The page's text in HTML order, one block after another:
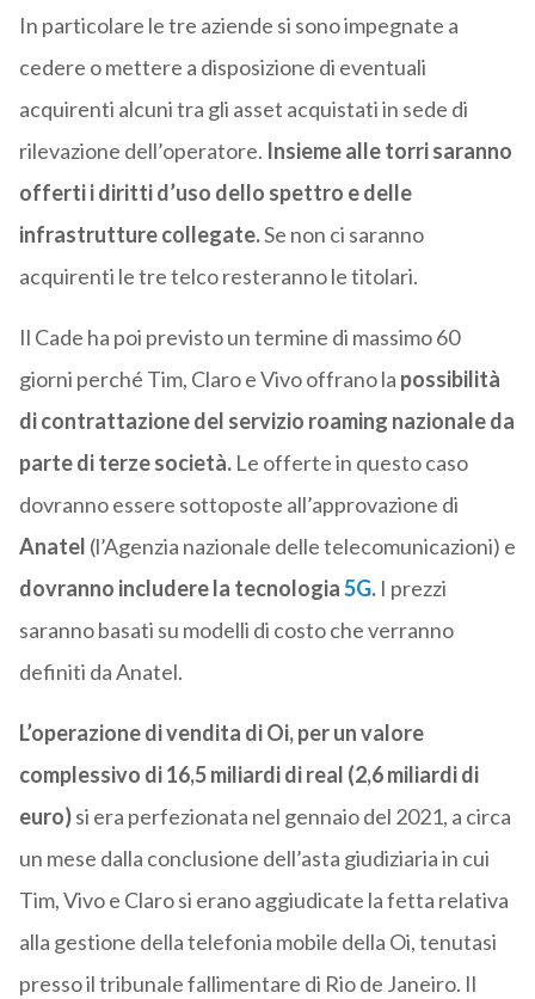
In particolare le tre aziende si sono impegnate a
cedere o mettere a disposizione di eventuali
acquirenti alcuni tra gli asset acquistati in sede di
rilevazione dell’operatore. Insieme alle torri saranno
offerti i diritti d’uso dello spettro e delle
infrastrutture collegate.Se non ci saranno
acquirenti le tre telco resteranno le titolari.
Il Cade ha poi previsto un termine di massimo 60
giorni perché Tim, Claro e Vivo offrano la possibilità
di contrattazione del servizio roaming nazionale da
parte di terze società.Le offerte in questo caso
dovranno essere sottoposte all’approvazione di
Anatel (l’Agenzia nazionale delle telecomunicazioni) e
dovranno includere la tecnologia5G.I prezzi
saranno basati su modelli di costo che verranno
definiti da Anatel.
L’operazione di vendita di Oi, per un valore
complessivo di 16,5 miliardi di real (2,6 miliardi di
euro)si era perfezionata nel gennaio del 2021, a circa
un mese dalla conclusione dell’asta giudiziaria in cui
Tim, Vivo e Claro si erano aggiudicate la fetta relativa
alla gestione della telefonia mobile della Oi, tenutasi
presso il tribunale fallimentare di Rio de Janeiro. Il